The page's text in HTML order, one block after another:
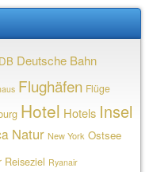
DB Deutsche Bahn
Flughäfen Flüge
Hotel Hotels Insel
Natur New York Ostsee
Reiseziel Ryanair